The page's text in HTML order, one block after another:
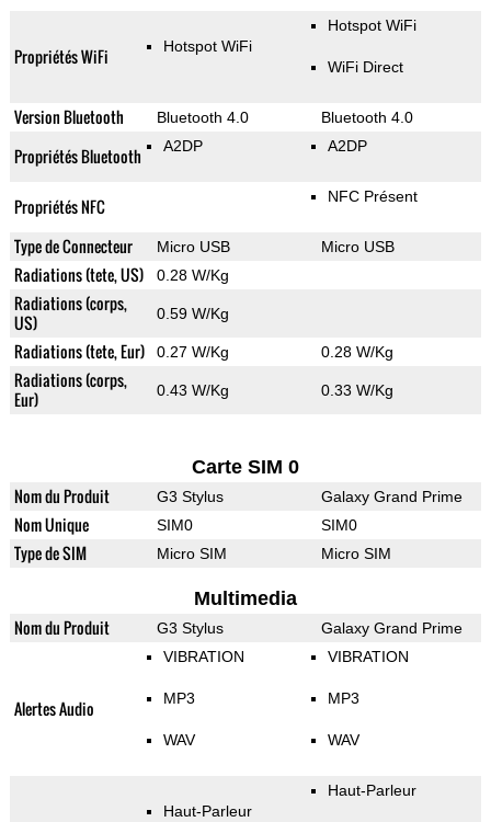
Propriétés WiFi Hotspot WiFi
Hotspot WiFi
WiFi Direct
Version Bluetooth Bluetooth 4.0 Bluetooth 4.0
Propriétés Bluetooth A2DP A2DP
Propriétés NFC NFC Présent
Type de Connecteur Micro USB Micro USB
Radiations (tete, US) 0.28 W/Kg
Radiations (corps,
US)
0.59 W/Kg
Radiations (tete, Eur) 0.27 W/Kg 0.28 W/Kg
Radiations (corps,
Eur)
0.43 W/Kg 0.33 W/Kg
Carte SIM 0
Nom du Produit G3 Stylus Galaxy Grand Prime
Nom Unique SIM0 SIM0
Type de SIM Micro SIM Micro SIM
Multimedia
Nom du Produit G3 Stylus Galaxy Grand Prime
Alertes Audio
VIBRATION
MP3
WAV
VIBRATION
MP3
WAV
Haut-Parleur
Haut-Parleur